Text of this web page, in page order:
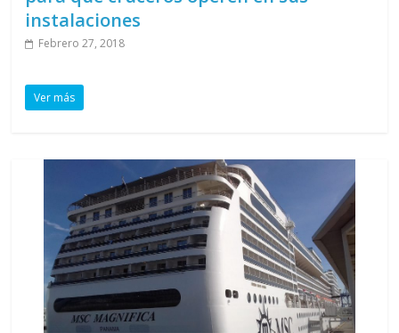
instalaciones
Febrero 27, 2018
Ver más